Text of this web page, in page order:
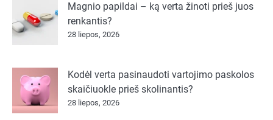
Magnio papildai – ką verta žinoti prieš juos
renkantis?
28 liepos, 2026
Kodėl verta pasinaudoti vartojimo paskolos
skaičiuokle prieš skolinantis?
28 liepos, 2026